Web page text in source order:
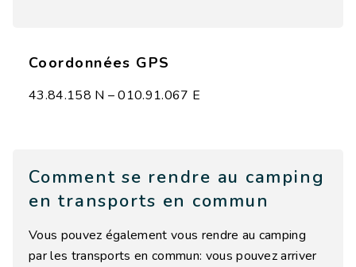
Coordonnées GPS
43.84.158 N – 010.91.067 E
Comment se rendre au camping
en transports en commun
Vous pouvez également vous rendre au camping
par les transports en commun: vous pouvez arriver